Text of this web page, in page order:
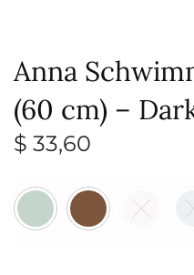
Anna
(60 cm) –
$ 33,60